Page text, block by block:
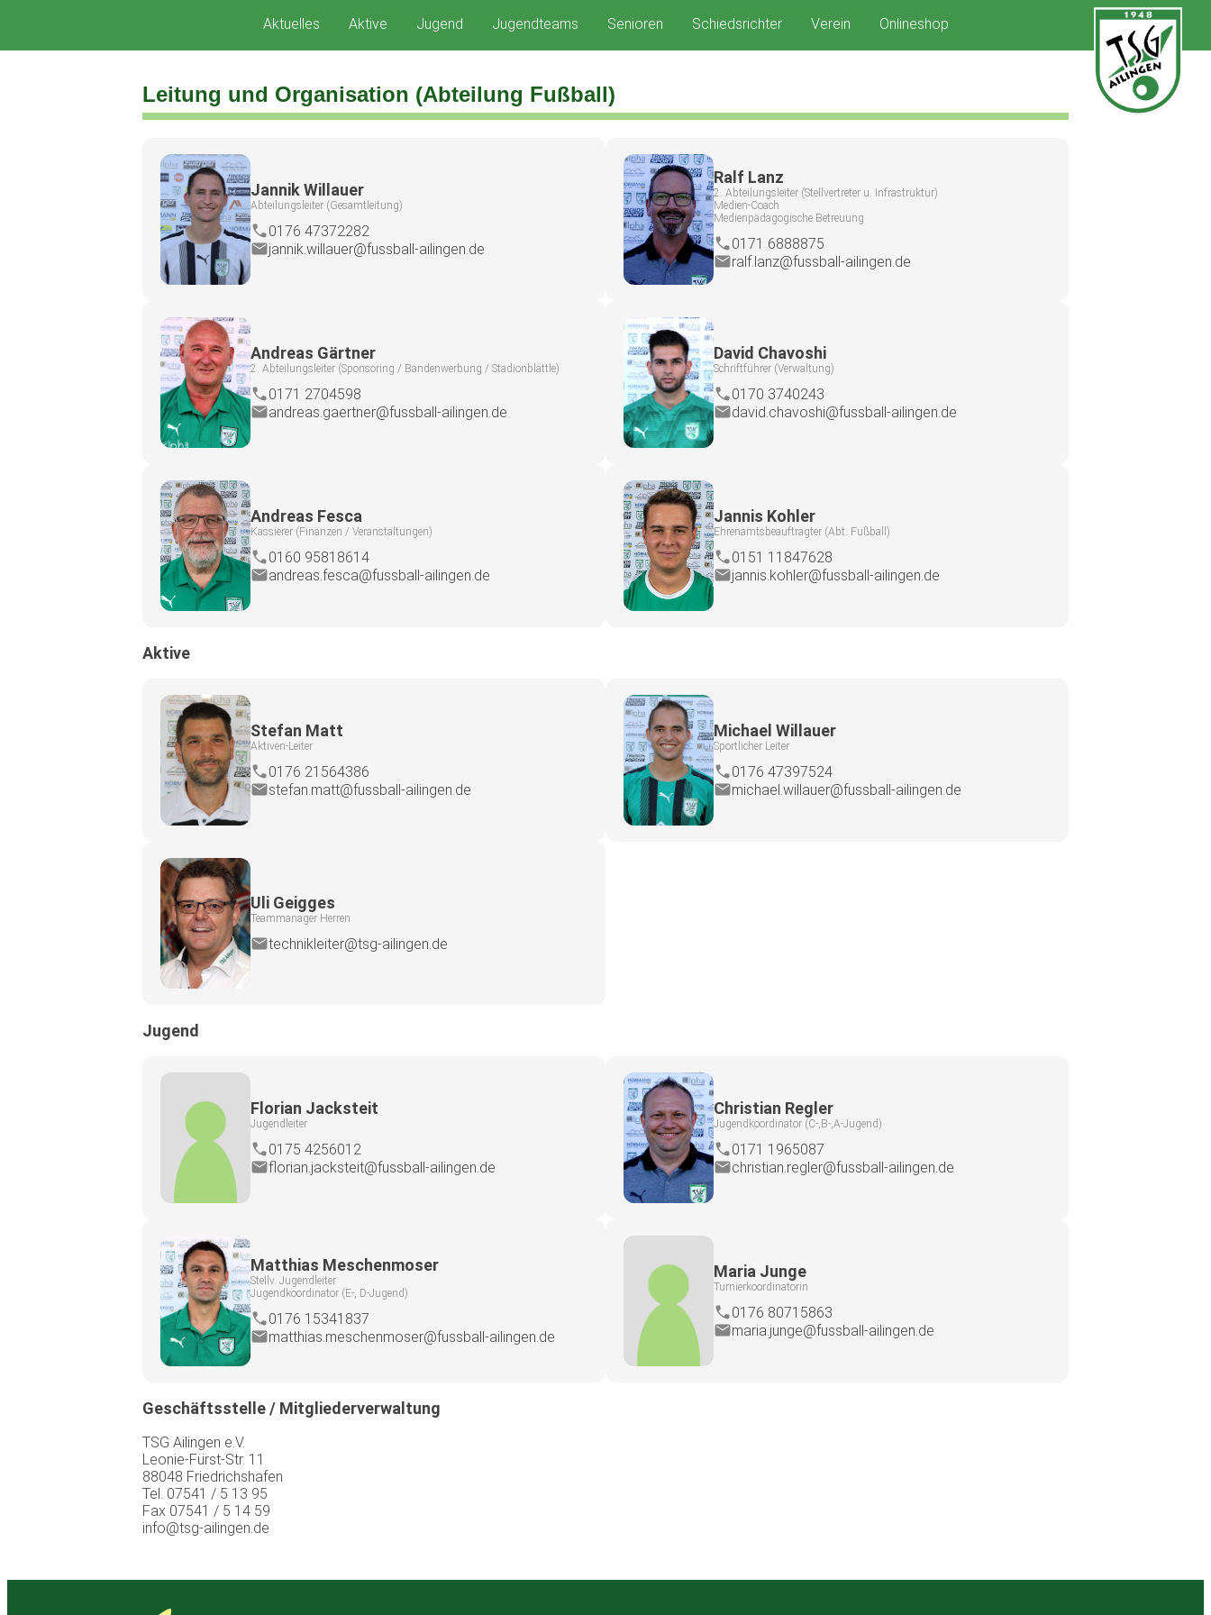
springen
Aktuelles Aktive Jugend Jugendteams Senioren Schiedsrichter Verein Onlineshop
Leitung und Organisation (Abteilung Fußball)
Jannik Willauer
Abteilungsleiter (Gesamtleitung)
0176 47372282
jannik.willauer@fussball-ailingen.de
Ralf Lanz
2. Abteilungsleiter (Stellvertreter u. Infrastruktur)
Medien-Coach
Medienpädagogische Betreuung
0171 6888875
ralf.lanz@fussball-ailingen.de
Andreas Gärtner
2. Abteilungsleiter (Sponsoring / Bandenwerbung / Stadionblättle)
0171 2704598
andreas.gaertner@fussball-ailingen.de
David Chavoshi
Schriftführer (Verwaltung)
0170 3740243
david.chavoshi@fussball-ailingen.de
Andreas Fesca
Kassierer (Finanzen / Veranstaltungen)
0160 95818614
andreas.fesca@fussball-ailingen.de
Jannis Kohler
Ehrenamtsbeauftragter (Abt. Fußball)
0151 11847628
jannis.kohler@fussball-ailingen.de
Aktive
Stefan Matt
Aktiven-Leiter
0176 21564386
stefan.matt@fussball-ailingen.de
Michael Willauer
Sportlicher Leiter
0176 47397524
michael.willauer@fussball-ailingen.de
Uli Geigges
Teammanager Herren
technikleiter@tsg-ailingen.de
Jugend
Florian Jacksteit
Jugendleiter
0175 4256012
florian.jacksteit@fussball-ailingen.de
Christian Regler
Jugendkoordinator (C-,B-,A-Jugend)
0171 1965087
christian.regler@fussball-ailingen.de
Matthias Meschenmoser
Stellv. Jugendleiter
Jugendkoordinator (E-, D-Jugend)
0176 15341837
matthias.meschenmoser@fussball-ailingen.de
Maria Junge
Turnierkoordinatorin
0176 80715863
maria.junge@fussball-ailingen.de
Geschäftsstelle / Mitgliederverwaltung
TSG Ailingen e.V.
Leonie-Fürst-Str. 11
88048 Friedrichshafen
Tel. 07541 / 5 13 95
Fax 07541 / 5 14 59
info@tsg-ailingen.de